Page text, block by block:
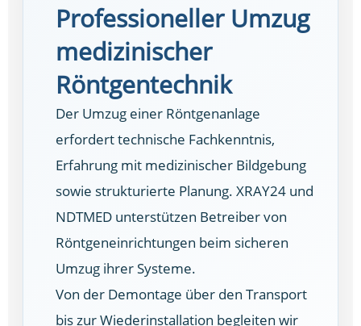
Professioneller Umzug
medizinischer
Röntgentechnik
Der Umzug einer Röntgenanlage
erfordert technische Fachkenntnis,
Erfahrung mit medizinischer Bildgebung
sowie strukturierte Planung. XRAY24 und
NDTMED unterstützen Betreiber von
Röntgeneinrichtungen beim sicheren
Umzug ihrer Systeme.
Von der Demontage über den Transport
bis zur Wiederinstallation begleiten wir